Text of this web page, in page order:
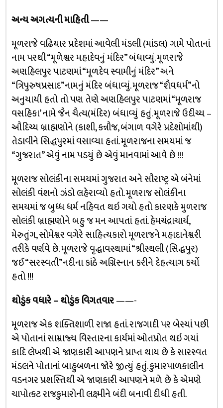
અન્ય અગત્યની માહિતી——
મૂળરાજે વઢિયાર પ્રદેશમાં આવેલી મંડલી (માંડલ) ગામે પોતાનાં
નામ પરથી “મૂળેશ્વર મહાદેવનું મંદિર” બંધાવ્યું. મૂળરાજે
અણહિલપુર પાટણમાં “મૂળદેવ સ્વામીનું મંદિર” અને
“ત્રિપુરુષપ્રસાદ”નામનું મંદિર બંધાવ્યું. મૂળરાજ “શૈવધર્મ”નો
અનુયાયી હતો તો પણ તેણે અણહિલપુર પાટણમાં “મૂળરાજ
વસહિકા’ નામે જૈન ચૈત્ય(મંદિર) બંધાવ્યું હતું. મૂળરાજે ઉદીચ્ય –
ઔદિચ્ય બ્રાહ્મણોને (કાશી, કન્નૌજ, બંગાળ વગેરે પ્રદેશોમાંથી)
તેડાવીને સિદ્ધપુરમાં વસાવ્યા હતાં. મૂળરાજના સમયમાં જ
“ગુજરાત” એવું નામ પડયું છે એવું માનવામાં આવે છે !!!
મૂળરાજ સોલંકીના સમયમાં ગુજરાત અને સૌરાષ્ટ્ર એ બંનેમાં
સોલંકી વંશનો ઝંડો લહેરાવ્યો હતો. મૂળરાજ સોલંકીના
સમયમાં જ બુધ્ધ ધર્મ નહિવત થઇ ગયો હતો કારણકે મુળરાજ
સોલંકી બ્રાહ્મણોને બહુ જ મન આપતાં હતાં. હેમચંદ્રાચાર્ય,
મેરુતુંગ, સોમેશ્વર વગેરે સાહિત્યકારો મૂળરાજને મહાદાનેશ્વરી
તરીકે વર્ણવે છે. મૂળરાજે વૃદ્ધાવસ્થામાં “શ્રીસ્થલી (સિદ્ધપુર)
જઈ “સરસ્વતી”નદીના કાંઠે અગ્નિસ્નાન કરીને દેહત્યાગ કર્યો
હતો !!!
થોડુંક વધારે – થોડુંક વિગતવાર——-
મૂળરાજ એક શક્તિશાળી રાજા હતાં. રાજગાદી પર બેસ્યાં પછી
એ પોતાનાં સામ્રાજ્ય વિસ્તારના કાર્યમાં ઓતપ્રોત થઇ ગયાં
કાદિ લેખથી એ જાણકારી આપણને પ્રાપ્ત થાય છે કે સારસ્વત
મંડલને પોતાનાં બાહુબળના જોરે જીત્યું હતું. કુમારપાળકાલીન
વડનગર પ્રશસ્તિથી એ જાણકારી આપણને મળે છે કે એમણે
ચાપોત્કટ રાજકુમારોની લક્ષ્મીને બંદી બનાવી દીધી હતી.